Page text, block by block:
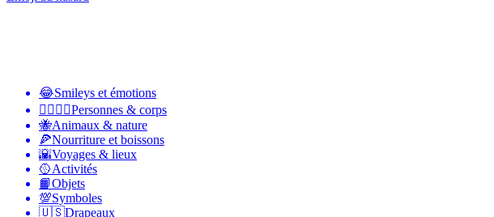
😂Smileys et émotions
👩‍❤️‍💋‍👨Personnes & corps
🐝Animaux & nature
🍕Nourriture et boissons
🌇Voyages & lieux
🥎Activités
📙Objets
💯Symboles
🇺🇸Drapeaux